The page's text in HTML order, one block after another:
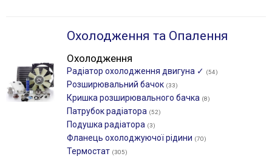
Охолодження та Опалення
Охолодження
Радіатор охолодження двигуна ✓ (54)
Розширювальний бачок (33)
Кришка розширювального бачка (8)
Патрубок радіатора (52)
Подушка радіатора (3)
Фланець охолоджуючої рідини (70)
Термостат (305)